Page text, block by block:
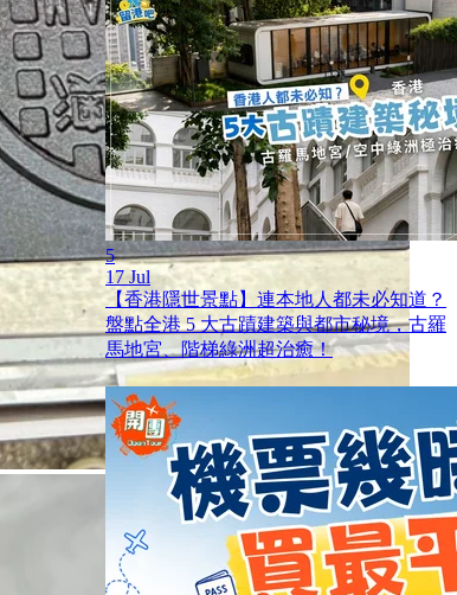
5
17 Jul
【香港隱世景點】連本地人都未必知道？
盤點全港 5 大古蹟建築與都市秘境，古羅
馬地宮、階梯綠洲超治癒！